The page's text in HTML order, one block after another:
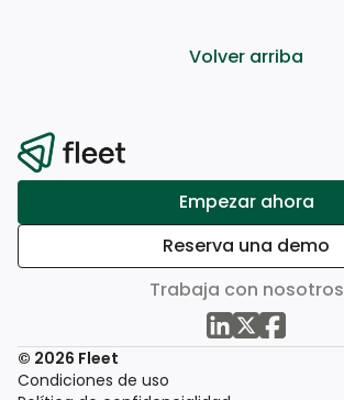
Volver arriba
Empezar ahora
Reserva una demo
Trabaja con nosotros
© 2026 Fleet
Condiciones de uso